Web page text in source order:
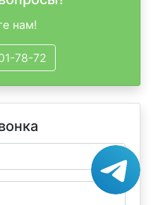
нам!
78-72